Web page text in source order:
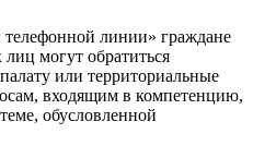
линии» граждане
могут обратиться
или территориальные
входящим в компетенцию,
обусловленной